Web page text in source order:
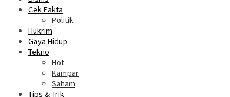
Cek Fakta
Politik
Hukrim
Gaya Hidup
Tekno
Hot
Kampar
Saham
Tips & Trik